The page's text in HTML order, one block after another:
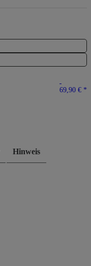
69,90 € *
Hinweis